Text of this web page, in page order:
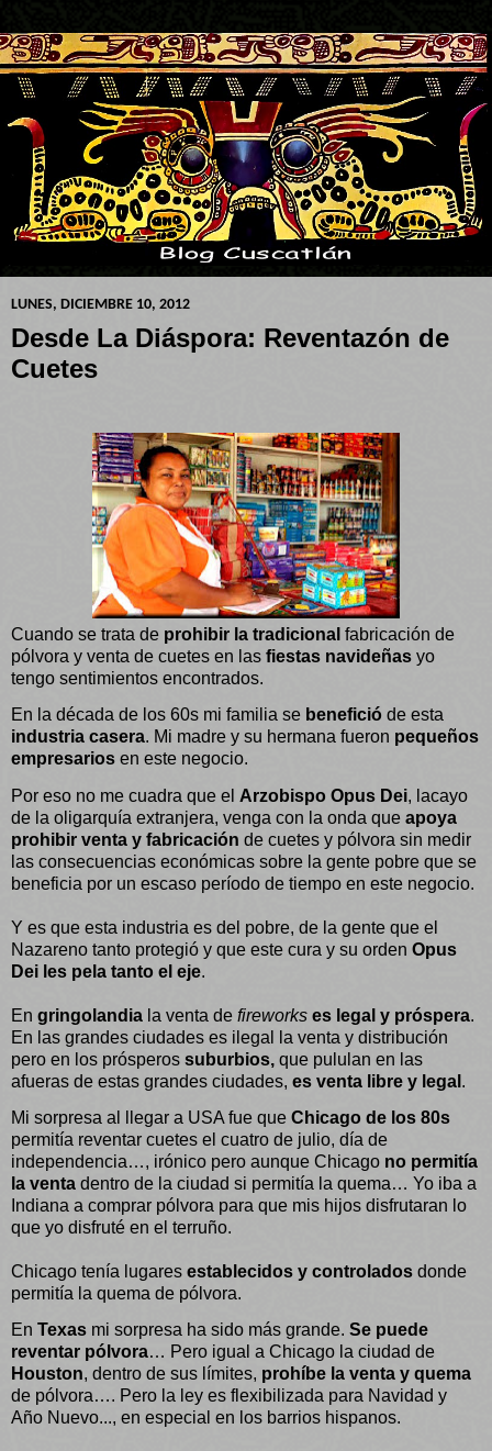
LUNES, DICIEMBRE 10, 2012
Desde La Diáspora: Reventazón de
Cuetes
Cuando se trata de prohibir la tradicional fabricación de
pólvora y venta de cuetes en las fiestas navideñas yo
tengo sentimientos encontrados.
En la década de los 60s mi familia se benefició de esta
industria casera. Mi madre y su hermana fueron pequeños
empresarios en este negocio.
Por eso no me cuadra que el Arzobispo Opus Dei, lacayo
de la oligarquía extranjera, venga con la onda que apoya
prohibir venta y fabricación de cuetes y pólvora sin medir
las consecuencias económicas sobre la gente pobre que se
beneficia por un escaso período de tiempo en este negocio.
Y es que esta industria es del pobre, de la gente que el
Nazareno tanto protegió y que este cura y su orden Opus
Dei les pela tanto el eje.
En gringolandia la venta de fireworks es legal y próspera.
En las grandes ciudades es ilegal la venta y distribución
pero en los prósperos suburbios, que pululan en las
afueras de estas grandes ciudades, es venta libre y legal .
Mi sorpresa al llegar a USA fue que Chicago de los 80s
permitía reventar cuetes el cuatro de julio, día de
independencia…, irónico pero aunque Chicago no permitía
la venta dentro de la ciudad si permitía la quema… Yo iba a
Indiana a comprar pólvora para que mis hijos disfrutaran lo
que yo disfruté en el terruño.
Chicago tenía lugares establecidos y controlados donde
permitía la quema de pólvora.
En Texas mi sorpresa ha sido más grande. Se puede
reventar pólvora… Pero igual a Chicago la ciudad de
Houston, dentro de sus límites, prohíbe la venta y quema
de pólvora…. Pero la ley es flexibilizada para Navidad y
Año Nuevo..., en especial en los barrios hispanos.